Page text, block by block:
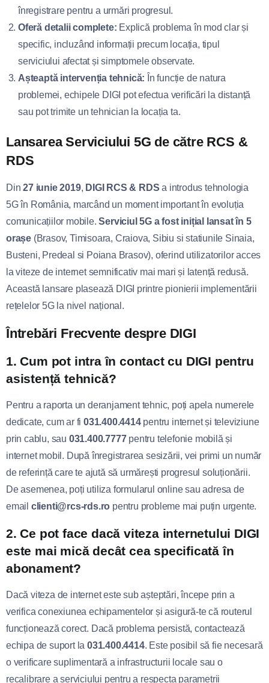
înregistrare pentru a urmări progresul.
Oferă detalii complete: Explică problema în mod clar și
specific, incluzând informații precum locația, tipul
serviciului afectat și simptomele observate.
Așteaptă intervenția tehnică: În funcție de natura
problemei, echipele DIGI pot efectua verificări la distanță
sau pot trimite un tehnician la locația ta.
Lansarea Serviciului 5G de către RCS &
RDS
Din27 iunie 2019, DIGI RCS & RDS a introdus tehnologia
5G în România, marcând un moment important în evoluția
comunicațiilor mobile.Serviciul 5G a fost inițial lansat în 5
orașe (Brasov, Timisoara, Craiova, Sibiu si statiunile Sinaia,
Busteni, Predeal si Poiana Brasov), oferind utilizatorilor acces
la viteze de internet semnificativ mai mari și latență redusă.
Această lansare plasează DIGI printre pionierii implementării
rețelelor 5G la nivel național.
Întrebări Frecvente despre DIGI
1. Cum pot intra în contact cu DIGI pentru
asistență tehnică?
Pentru a raporta un deranjament tehnic, poți apela numerele
dedicate, cum ar fi031.400.4414pentru internet și televiziune
prin cablu, sau 031.400.7777pentru telefonie mobilă și
internet mobil. După înregistrarea sesizării, vei primi un număr
de referință care te ajută să urmărești progresul soluționării.
De asemenea, poți utiliza formularul online sau adresa de
email clienti@rcs-rds.ro pentru probleme mai puțin urgente.
2. Ce pot face dacă viteza internetului DIGI
este mai mică decât cea specificată în
abonament?
Dacă viteza de internet este sub așteptări, începe prin a
verifica conexiunea echipamentelor și asigură-te că routerul
funcționează corect. Dacă problema persistă, contactează
echipa de suport la031.400.4414. Este posibil să fie necesară
o verificare suplimentară a infrastructurii locale sau o
recalibrare a serviciului pentru a respecta parametrii